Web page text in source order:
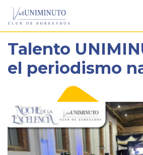
contenido
principal
Talento
el periodismo